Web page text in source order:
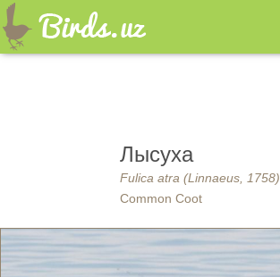
Лысуха
Fulica atra (Linnaeus, 1758)
Common Coot